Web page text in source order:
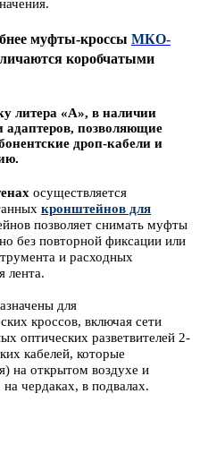
муфты-кроссы МКО-
коробчатыми
литера «А», в наличии
адаптеров, позволяющие
дроп-кабели и
осуществляется
кронштейнов для
позволяет снимать муфты
без повторной фиксации или
и расходных
лента.
для
кроссов, включая сети
оптических разветвителей 2-
кабелей, которые
на открытом воздухе и
чердаках, в подвалах.